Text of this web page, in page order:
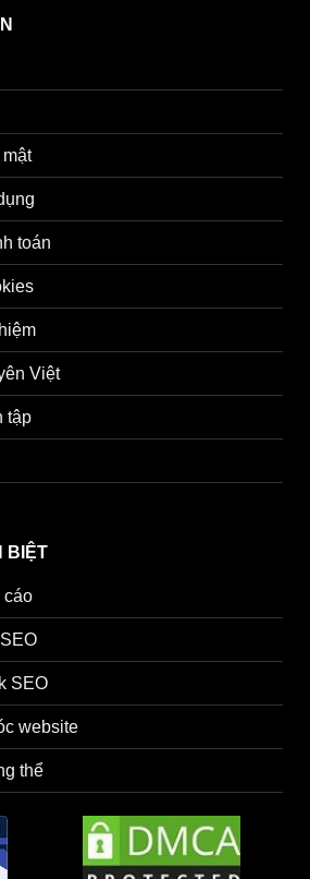
toán
Việt
tập
BIỆT
cáo
SEO
website
thể